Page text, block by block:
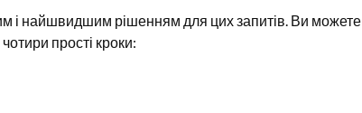
і найшвидшим рішенням для цих запитів. Ви можете
прості кроки: